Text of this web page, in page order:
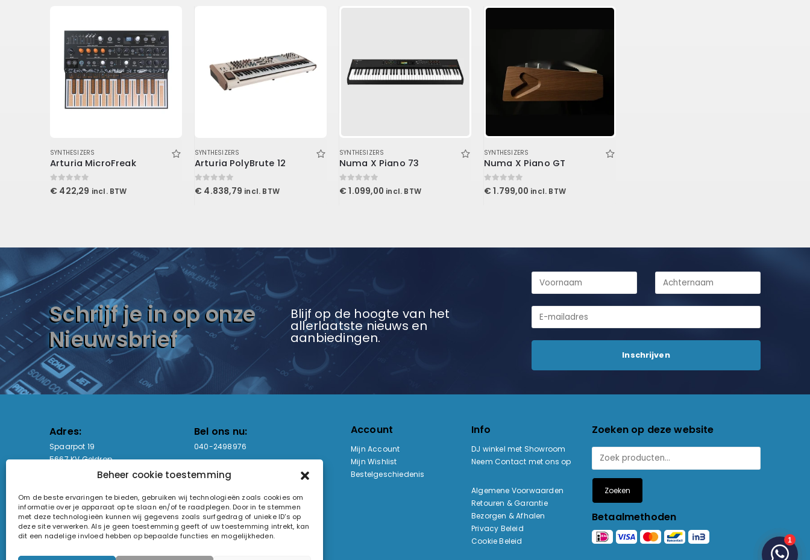
Beheer cookie toestemming
Om de beste ervaringen te bieden, gebruiken wij technologieën zoals cookies om
informatie over je apparaat op te slaan en/of te raadplegen. Door in te stemmen
met deze technologieën kunnen wij gegevens zoals surfgedrag of unieke ID's op
deze site verwerken. Als je geen toestemming geeft of uw toestemming intrekt, kan
dit een nadelige invloed hebben op bepaalde functies en mogelijkheden.
SYNTHESIZERS
Arturia MicroFreak
0out of 5
€ 422,29 incl. BTW
SYNTHESIZERS
Arturia PolyBrute 12
0out of 5
€ 4.838,79 incl. BTW
SYNTHESIZERS
Numa X Piano 73
0out of 5
€ 1.099,00 incl. BTW
SYNTHESIZERS
Numa X Piano GT
0out of 5
€ 1.799,00 incl. BTW
Schrijf je in op onze
Nieuwsbrief
Blijf op de hoogte van het
allerlaatste nieuws en
aanbiedingen.
Adres:
Spaarpot 19
5667 KV Geldrop
Bel ons nu:
040-2498976
sales@lightandsound.store
Openingstijden:
Ma - Vr: 09:00-17:00
Za: Enkel op afspraak
KvK-nummer: 60857196
Btw-nummer: NL854090368B01
Account
Mijn Account
Mijn Wishlist
Bestelgeschiedenis
Info
DJ winkel met Showroom
Neem Contact met ons op
Algemene Voorwaarden
Retouren & Garantie
Bezorgen & Afhalen
Privacy Beleid
Cookie Beleid
Zoeken op deze website
Zoeken
Betaalmethoden